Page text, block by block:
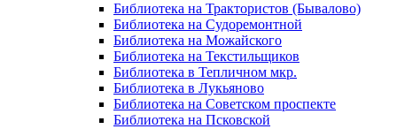
Библиотека на Трактористов (Бывалово)
Библиотека на Судоремонтной
Библиотека на Можайского
Библиотека на Текстильщиков
Библиотека в Тепличном мкр.
Библиотека в Лукьяново
Библиотека на Советском проспекте
Библиотека на Псковской